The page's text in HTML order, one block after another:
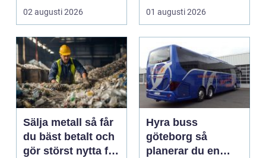
02 augusti 2026
bevara en viktig plats...
01 augusti 2026
Sälja metall så får
du bäst betalt och
gör störst nytta för
Hyra buss
göteborg så
planerar du en